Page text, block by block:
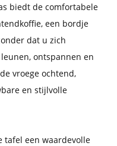
biedt de comfortabele
een bordje
dat u zich
ontspannen en
vroege ochtend,
en stijlvolle
tafel een waardevolle